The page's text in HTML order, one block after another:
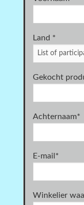
Land *
Gekocht
Achternaam*
E-mail *
Winkelier